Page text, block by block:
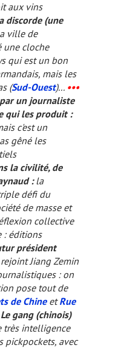
aux vins
discorde (une
ville de
une cloche
qui est un bon
mais les
(Sud-Ouest)... •••
un journaliste
qui les produit :
c'est un
gêné les
la civilité, de
:la
défi du
de masse et
collective
: éditions
président
Jiang Zemin
: on
pose tout de
de ChineetRue
gang (chinois)
intelligence
pickpockets, avec